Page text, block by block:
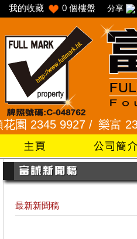
我的收藏 0 個樓盤 分享
9927 /樂富 2321 2287 /
最新新聞稿